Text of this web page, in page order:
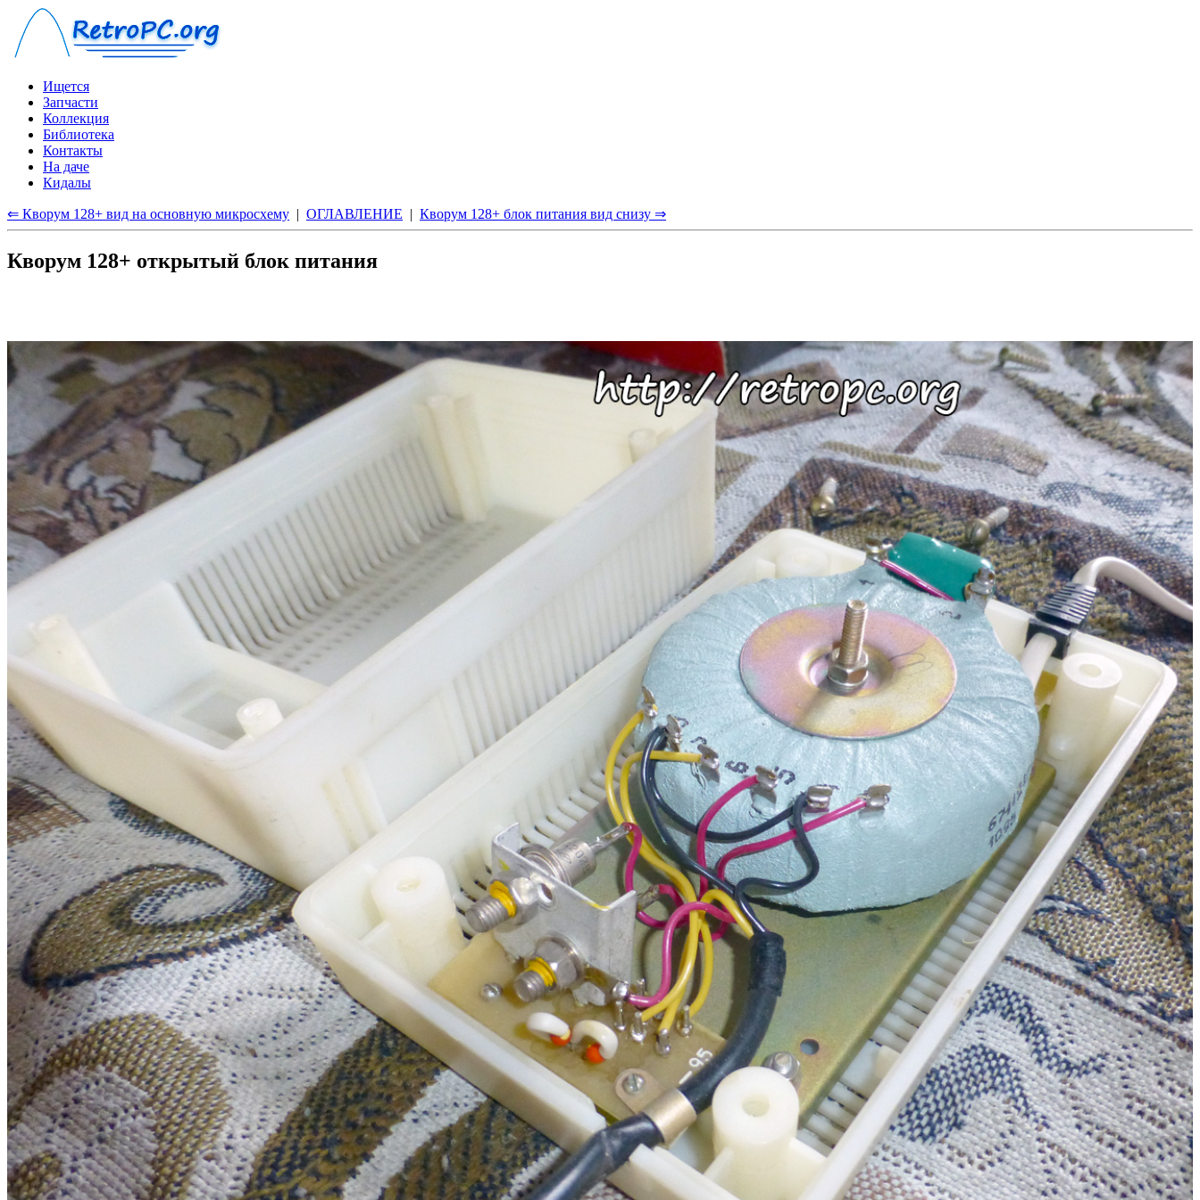
Ищется
Запчасти
Коллекция
Библиотека
Контакты
На даче
Кидалы
⇐ Кворум 128+ вид на основную микросхему | ОГЛАВЛЕНИЕ | Кворум 128+ блок питания вид снизу ⇒
Кворум 128+ открытый блок питания